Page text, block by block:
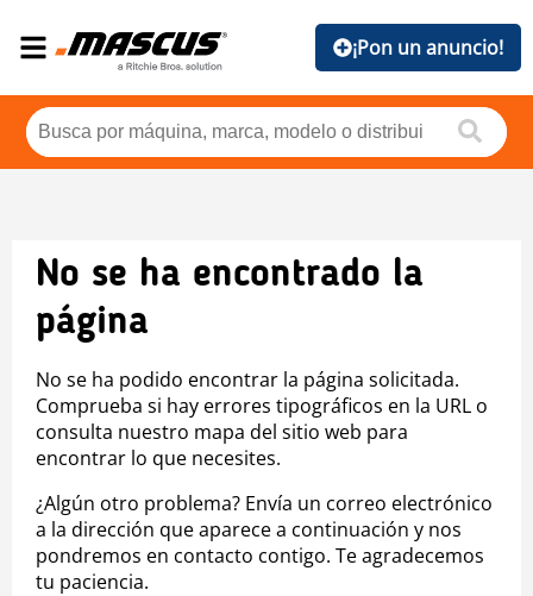
¡Pon un anuncio!
No se ha encontrado la
página
No se ha podido encontrar la página solicitada.
Comprueba si hay errores tipográficos en la URL o
consulta nuestro mapa del sitio web para
encontrar lo que necesites.
¿Algún otro problema? Envía un correo electrónico
a la dirección que aparece a continuación y nos
pondremos en contacto contigo. Te agradecemos
tu paciencia.